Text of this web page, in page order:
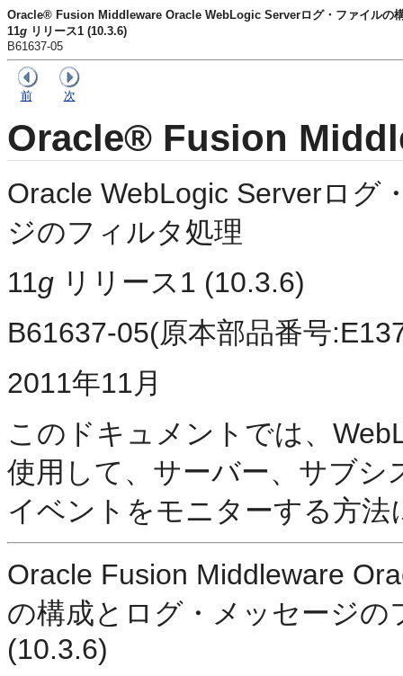
Oracle® Fusion Middleware Oracle WebLogic Serverログ・ファイルの
11g リリース1 (10.3.6)
B61637-05
前 次
Oracle® Fusion
Oracle WebLogic Serverログ
ジのフィルタ処理
11g リリース1 (10.3.6)
B61637-05(原本部品番号
2011年11月
このドキュメントでは、
使用して、サーバー、サブ
イベントをモニターする方
Oracle Fusion Middleware
の構成とログ・メッセージの
(10.3.6)